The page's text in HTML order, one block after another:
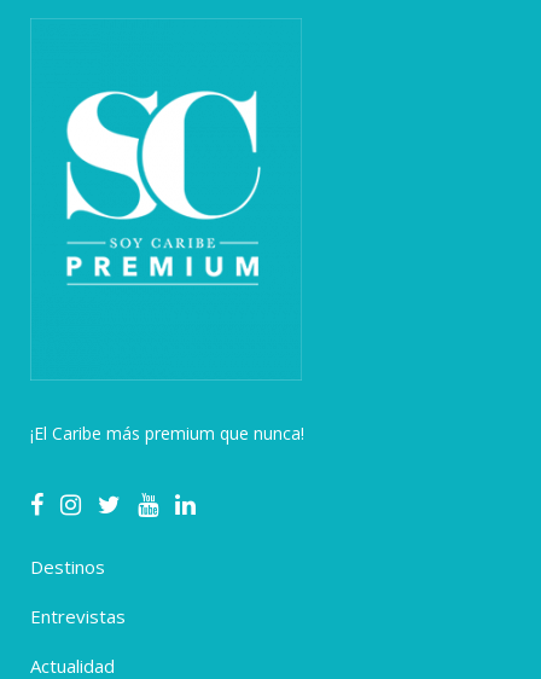
¡El Caribe más premium que nunca!
Destinos
Entrevistas
Actualidad